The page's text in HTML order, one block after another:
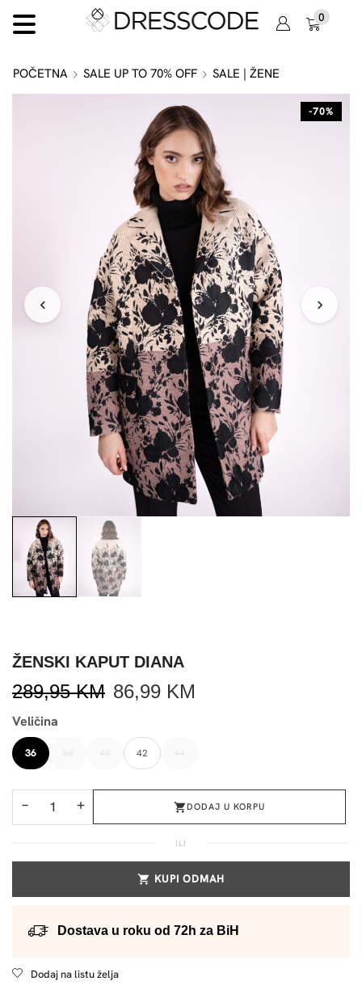
0
POČETNA SALE UP TO 70% OFF SALE | ŽENE
-70%
ŽENSKI KAPUT DIANA
289,95KM 86,99 KM
Veličina
36 42
− + DODAJ U KORPU
ILI
KUPI ODMAH
Dostava u roku od 72h za BiH
Dodaj na listu želja